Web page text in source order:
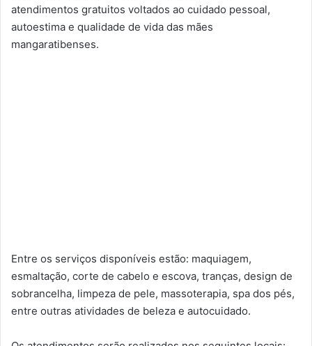
atendimentos gratuitos voltados ao cuidado pessoal,
autoestima e qualidade de vida das mães
mangaratibenses.
Entre os serviços disponíveis estão: maquiagem,
esmaltação, corte de cabelo e escova, tranças, design de
sobrancelha, limpeza de pele, massoterapia, spa dos pés,
entre outras atividades de beleza e autocuidado.